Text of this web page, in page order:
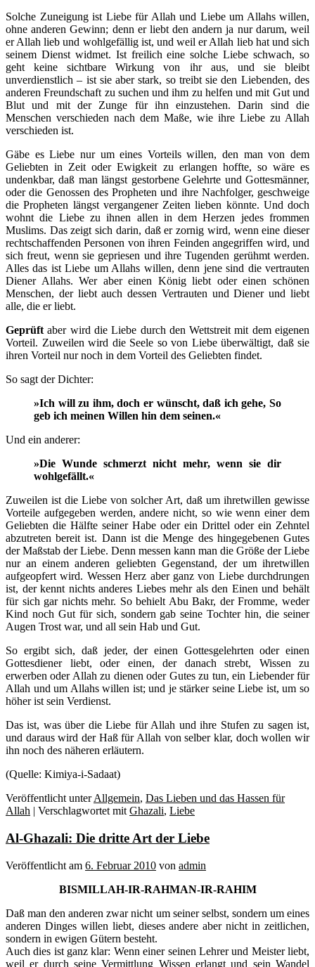
Solche Zuneigung ist Liebe für Allah und Liebe um Allahs willen,
ohne anderen Gewinn; denn er liebt den andern ja nur darum, weil
er Allah lieb und wohlgefällig ist, und weil er Allah lieb hat und sich
seinem Dienst widmet. Ist freilich eine solche Liebe schwach, so
geht keine sichtbare Wirkung von ihr aus, und sie bleibt
unverdienstlich – ist sie aber stark, so treibt sie den Liebenden, des
anderen Freundschaft zu suchen und ihm zu helfen und mit Gut und
Blut und mit der Zunge für ihn einzustehen. Darin sind die
Menschen verschieden nach dem Maße, wie ihre Liebe zu Allah
verschieden ist.
Gäbe es Liebe nur um eines Vorteils willen, den man von dem
Geliebten in Zeit oder Ewigkeit zu erlangen hoffte, so wäre es
undenkbar, daß man längst gestorbene Gelehrte und Gottesmänner,
oder die Genossen des Propheten und ihre Nachfolger, geschweige
die Propheten längst vergangener Zeiten lieben könnte. Und doch
wohnt die Liebe zu ihnen allen in dem Herzen jedes frommen
Muslims. Das zeigt sich darin, daß er zornig wird, wenn eine dieser
rechtschaffenden Personen von ihren Feinden angegriffen wird, und
sich freut, wenn sie gepriesen und ihre Tugenden gerühmt werden.
Alles das ist Liebe um Allahs willen, denn jene sind die vertrauten
Diener Allahs. Wer aber einen König liebt oder einen schönen
Menschen, der liebt auch dessen Vertrauten und Diener und liebt
alle, die er liebt.
Geprüftaber wird die Liebe durch den Wettstreit mit dem eigenen
Vorteil. Zuweilen wird die Seele so von Liebe überwältigt, daß sie
ihren Vorteil nur noch in dem Vorteil des Geliebten findet.
So sagt der Dichter:
»Ich will zu ihm, doch er wünscht, daß ich gehe, So
geb ich meinen Willen hin dem seinen.«
Und ein anderer:
»Die Wunde schmerzt nicht mehr, wenn sie dir
wohlgefällt.«
Zuweilen ist die Liebe von solcher Art, daß um ihretwillen gewisse
Vorteile aufgegeben werden, andere nicht, so wie wenn einer dem
Geliebten die Hälfte seiner Habe oder ein Drittel oder ein Zehntel
abzutreten bereit ist. Dann ist die Menge des hingegebenen Gutes
der Maßstab der Liebe. Denn messen kann man die Größe der Liebe
nur an einem anderen geliebten Gegenstand, der um ihretwillen
aufgeopfert wird. Wessen Herz aber ganz von Liebe durchdrungen
ist, der kennt nichts anderes Liebes mehr als den Einen und behält
für sich gar nichts mehr. So behielt Abu Bakr, der Fromme, weder
Kind noch Gut für sich, sondern gab seine Tochter hin, die seiner
Augen Trost war, und all sein Hab und Gut.
So ergibt sich, daß jeder, der einen Gottesgelehrten oder einen
Gottesdiener liebt, oder einen, der danach strebt, Wissen zu
erwerben oder Allah zu dienen oder Gutes zu tun, ein Liebender für
Allah und um Allahs willen ist; und je stärker seine Liebe ist, um so
höher ist sein Verdienst.
Das ist, was über die Liebe für Allah und ihre Stufen zu sagen ist,
und daraus wird der Haß für Allah von selber klar, doch wollen wir
ihn noch des näheren erläutern.
(Quelle: Kimiya-i-Sadaat)
Veröffentlicht unterAllgemein, Das Lieben und das Hassen für
Allah
Verschlagwortet mit Ghazali, Liebe
Al-Ghazali: Die dritte Art der Liebe
Veröffentlicht am 6. Februar 2010 von admin
BISMILLAH-IR-RAHMAN-IR-RAHIM
Daß man den anderen zwar nicht um seiner selbst, sondern um eines
anderen Dinges willen liebt, dieses andere aber nicht in zeitlichen,
sondern in ewigen Gütern besteht.
Auch dies ist ganz klar: Wenn einer seinen Lehrer und Meister liebt,
weil er durch seine Vermittlung Wissen erlangt und sein Wandel